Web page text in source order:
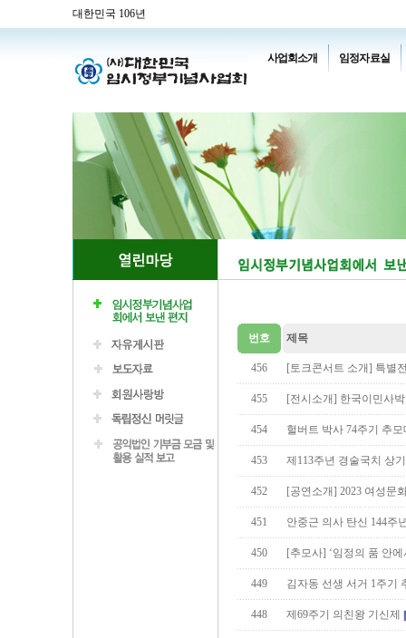
대한민국 106년
사업회소개 임정자료실
번호 제목
456 [토크콘서트 소개] 특별
455 [전시소개] 한국이민사
454 헐버트 박사 74주기 추모
453 제113주년 경술국치 상
452 [공연소개] 2023 여성문
451 안중근 의사 탄신 144주
450 [추모사] ‘임정의 품 안
449 김자동 선생 서거 1주기
448 제69주기 의친왕 기신제